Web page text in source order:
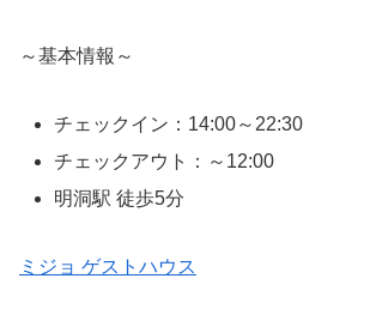
～基本情報～
チェックイン：14:00～22:30
チェックアウト：～12:00
明洞駅 徒歩5分
ミジョ ゲストハウス